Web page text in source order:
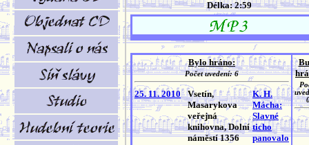
Délka: 2:59
Bylo hráno:
Počet uvedení: 6
25. 11. 2010
Vsetín,
Masarykova
veřejná
knihovna, Dolní
náměstí 1356
K. H.
Mácha:
Slavné
ticho
panovalo